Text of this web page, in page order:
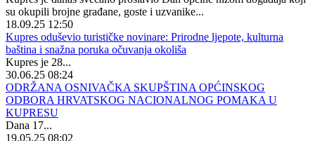
su okupili brojne građane, goste i uzvanike...
18.09.25 12:50
Kupres oduševio turističke novinare: Prirodne ljepote, kulturna
baština i snažna poruka očuvanja okoliša
Kupres je 28...
30.06.25 08:24
ODRŽANA OSNIVAČKA SKUPŠTINA OPĆINSKOG
ODBORA HRVATSKOG NACIONALNOG POMAKA U
KUPRESU
Dana 17...
19.05.25 08:02